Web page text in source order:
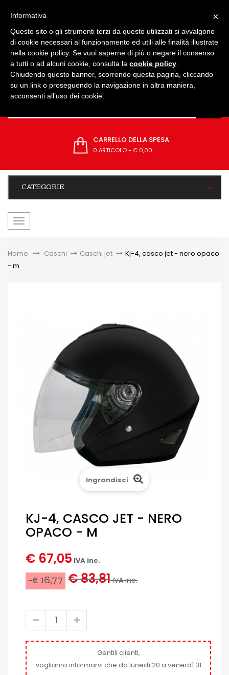
CARRELLO DELLA SPESA
0 ARTICOLO- € 0,00
CATEGORIE
navigazione
Home &gt;Caschi > Caschi jet > Kj-4, casco jet - nero opaco
- m
Ingrandisci
KJ-4, CASCO JET - NERO
OPACO - M
€ 67,05 IVA inc.
-€ 16,77 € 83,81IVA inc.
Gentili clienti,
vogliamo informarvi che da lunedì 20 a venerdì 31
×
Informativa
Questo sito o gli strumenti terzi da questo utilizzati si avvalgono
di cookie necessari al funzionamento ed utili alle finalità illustrate
nella cookie policy. Se vuoi saperne di più o negare il consenso
a tutti o ad alcuni cookie, consulta la cookie policy
Chiudendo questo banner, scorrendo questa pagina, cliccando
su un link o proseguendo la navigazione in altra maniera,
acconsenti all’uso dei cookie.